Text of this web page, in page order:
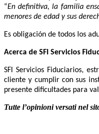
“En definitiva, la familia
menores de edad y sus
Es obligación de todos los
Acerca de SFI Servicios
SF I Servicios Fiduciarios,
cliente y cumplir con sus
presente dificultades para
Tutte l’opinioni versati nel